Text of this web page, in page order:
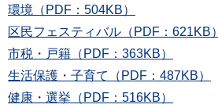
環境（PDF：504KB）
区民フェスティバル（PDF：621KB）
市税・戸籍（PDF：363KB）
生活保護・子育て（PDF：487KB）
健康・選挙（PDF：516KB）